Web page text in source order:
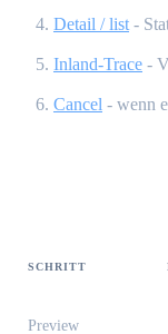
Detail / list -
Inland-Trace -
Cancel - wenn
SCHRITT
Preview